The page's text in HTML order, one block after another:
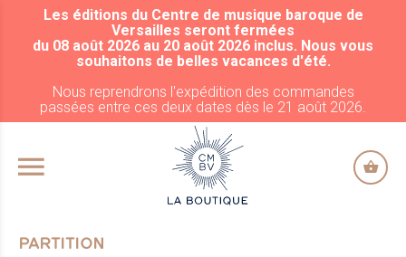
ALLER AU CONTENU PRINCIPAL
Les éditions du Centre de musique baroque de
Versailles seront fermées
du 08 août 2026 au 20 août 2026 inclus. Nous vous
souhaitons de belles vacances d'été.
Nous reprendrons l'expédition des commandes
passées entre ces deux dates dès le 21 août 2026.
PARTITION